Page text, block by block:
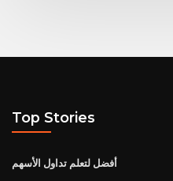
Top Stories
أفضل لتعلم تداول الأسهم